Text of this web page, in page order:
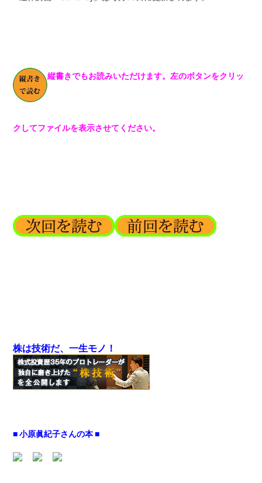
縦書きでもお読みいただけます。左のボタンをクリッ
クしてファイルを表示させてください。
株は技術だ、一生モノ！
■ 小原眞紀子さんの本 ■